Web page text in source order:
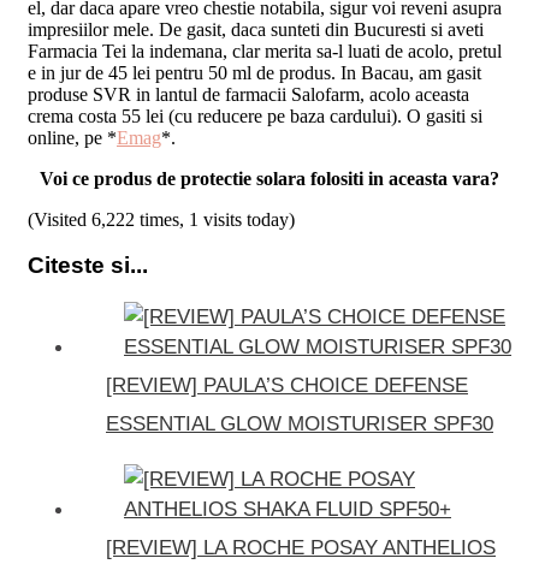
el, dar daca apare vreo chestie notabila, sigur voi reveni asupra
impresiilor mele. De gasit, daca sunteti din Bucuresti si aveti
Farmacia Tei la indemana, clar merita sa-l luati de acolo, pretul
e in jur de 45 lei pentru 50 ml de produs. In Bacau, am gasit
produse SVR in lantul de farmacii Salofarm, acolo aceasta
crema costa 55 lei (cu reducere pe baza cardului). O gasiti si
online, pe *Emag*.
Voi ce produs de protectie solara folositi in aceasta vara?
(Visited 6,222 times, 1 visits today)
Citeste si...
[REVIEW] PAULA’S CHOICE DEFENSE
ESSENTIAL GLOW MOISTURISER SPF30
[REVIEW] LA ROCHE POSAY ANTHELIOS